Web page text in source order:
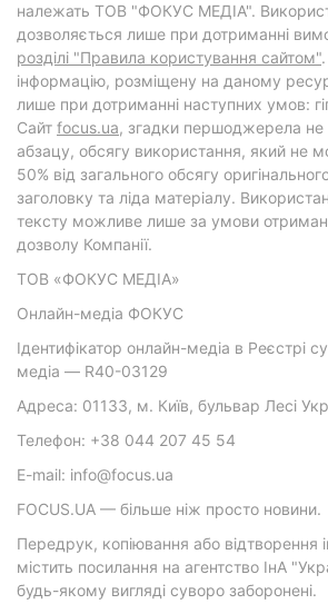
належать ТОВ "ФОКУС МЕДІА".
дозволяється лише при дотриманні
розділі "Правила користування сайтом"
інформацію, розміщену на даному
лише при дотриманні наступних умов:
Cайт focus.ua, згадки першоджерела
абзацу, обсягу використання, який не
50% від загального обсягу
заголовку та ліда матеріалу.
тексту можливе лише за умови
дозволу Компанії.
ТОВ «ФОКУС МЕДІА»
Онлайн-медіа ФОКУС
Ідентифікатор онлайн-медіа в Реєстрі
медіа — R40-03129
Адреса: 01133, м. Київ, бульвар Лесі
Телефон: +38 044 207 45 54
E-mail: info@focus.ua
FOCUS.UA — більше ніж просто новини.
Передрук, копіювання або відтворення
містить посилання на агентство ІнА
будь-якому вигляді суворо заборонені.